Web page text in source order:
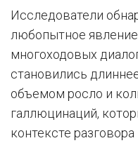
Исследователи
любопытное
многоходовых
становились
объемом росло и
галлюцинаций,
контексте